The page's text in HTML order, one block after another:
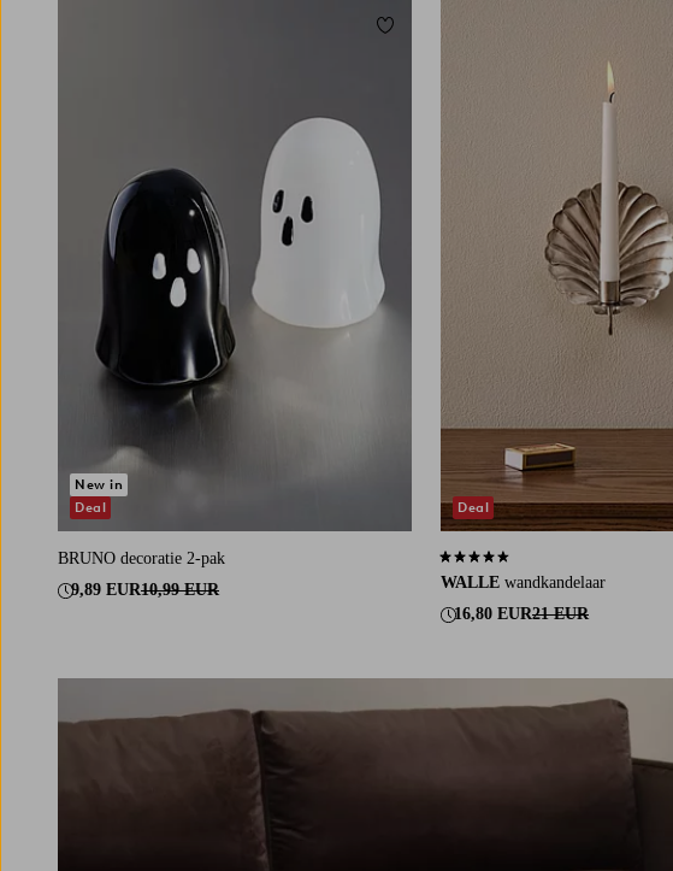
BRUNO decoratie 2-pak
9,89 EUR10,99 EUR
New in
Deal
Toevoegen aan favorieten
WALLE wandkandelaar
16,80 EUR21 EUR
4,3 op basis van 16 beoordelingen
Deal